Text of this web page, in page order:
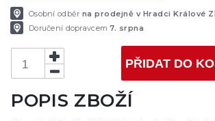
Osobní odběr na prodejně v Hradci Králové
Doručení dopravcem7. srpna
PŘIDAT DO
POPIS ZBOŽÍ